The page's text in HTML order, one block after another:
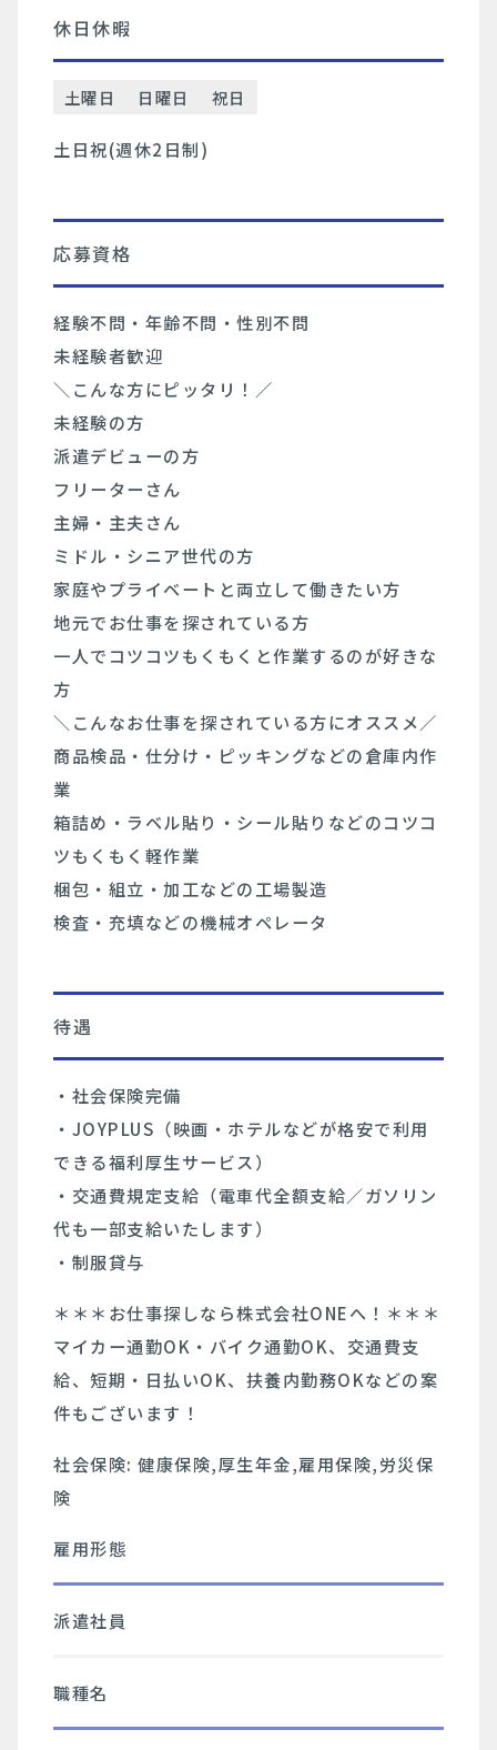
休日休暇
土曜日 日曜日 祝日
土日祝(週休2日制)
応募資格
経験不問・年齢不問・性別不問
未経験者歓迎
＼こんな方にピッタリ！／
未経験の方
派遣デビューの方
フリーターさん
主婦・主夫さん
ミドル・シニア世代の方
家庭やプライベートと両立して働きたい方
地元でお仕事を探されている方
一人でコツコツもくもくと作業するのが好きな
方
＼こんなお仕事を探されている方にオススメ／
商品検品・仕分け・ピッキングなどの倉庫内作
業
箱詰め・ラベル貼り・シール貼りなどのコツコ
ツもくもく軽作業
梱包・組立・加工などの工場製造
検査・充填などの機械オペレータ
待遇
・社会保険完備
・JOYPLUS（映画・ホテルなどが格安で利用
できる福利厚生サービス）
・交通費規定支給（電車代全額支給／ガソリン
代も一部支給いたします）
・制服貸与
＊＊＊お仕事探しなら株式会社ONEへ！＊＊＊
マイカー通勤OK・バイク通勤OK、交通費支
給、短期・日払いOK、扶養内勤務OKなどの案
件もございます！
社会保険: 健康保険,厚生年金,雇用保険,労災保
険
雇用形態
派遣社員
職種名